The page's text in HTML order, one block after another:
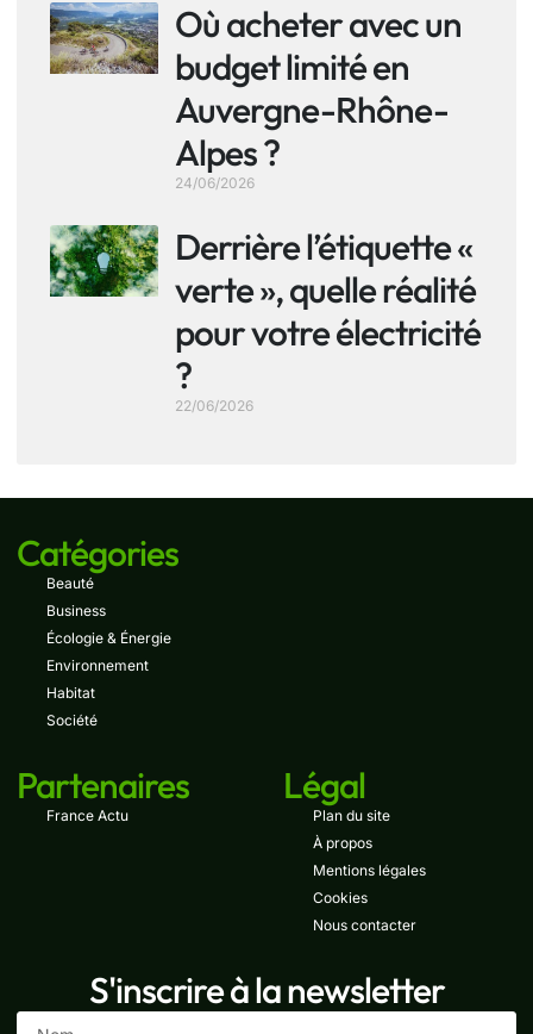
Où acheter avec un
budget limité en
Auvergne-Rhône-
Alpes ?
24/06/2026
Derrière l’étiquette «
verte », quelle réalité
pour votre électricité
?
22/06/2026
Catégories
Beauté
Business
Écologie & Énergie
Environnement
Habitat
Société
Partenaires
France Actu
Légal
Plan du site
À propos
Mentions légales
Cookies
Nous contacter
S'inscrire à la newsletter